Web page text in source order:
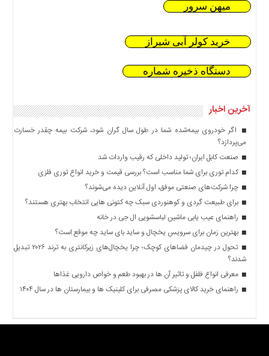
میهن سرور
خرید کولر آبی شیراز
دستگاه ذخیره شماره
آخرین اخبار
اگر خودروی بیمه‌شده شما در طول سال گران شود، شرکت بیمه چقدر خسارت
می‌پردازد؟
صنعت کابل ایران؛ تولید داخلی که رقیب واردات شد
کدام توری برای شما مناسب است؟ بررسی قیمت و خرید انواع توری فلزی
چرا شرکت‌های صنعتی موفق، اول آنلاین دیده می‌شوند؟
برای طبیعت گردی و کوهنوردی سبک چه کتونی هایی انتخاب بهتری هستند؟
راهنمای عیب یابی ماشین لباسشویی ال جی در خانه
بهترین زمان برای سرویس یخچال و ساید بای ساید چه موقع است؟
تحول در چیدمان فضاهای کوچک؛ چرا یخچال‌های زیرکانتری به ترند ۲۰۲۶ تبدیل
شدند؟
معرفی انواع فلفل و تاثیر آن ‌ها در بهبود طعم و خواص دارویی غذاها
راهنمای خرید کالای پزشکی مصرفی برای کلینیک ها و بیمارستان ها در سال ۱۴۰۴